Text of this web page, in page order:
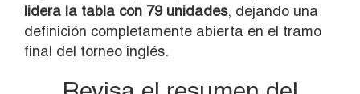
lidera la tabla con 79 unidades, dejando una
definición completamente abierta en el tramo
final del torneo inglés.